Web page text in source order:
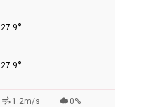
27.9°
27.9°
1.2m/s 0%